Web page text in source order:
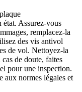
Assurez-vous
remplacez-la
des vis antivol
de vol. Nettoyez-la
de doute, faites
pour une inspection.
aux normes légales et